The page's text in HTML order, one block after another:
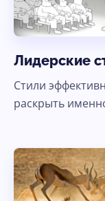
Лидерские
Стили
раскрыть